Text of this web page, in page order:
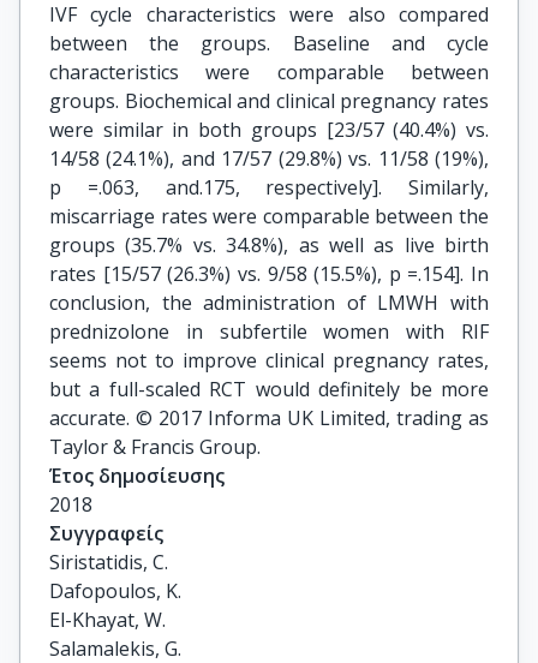
IVF cycle characteristics were also compared
between the groups. Baseline and cycle
characteristics were comparable between
groups. Biochemical and clinical pregnancy rates
were similar in both groups [23/57 (40.4%) vs.
14/58 (24.1%), and 17/57 (29.8%) vs. 11/58 (19%),
p =.063, and.175, respectively]. Similarly,
miscarriage rates were comparable between the
groups (35.7% vs. 34.8%), as well as live birth
rates [15/57 (26.3%) vs. 9/58 (15.5%), p =.154]. In
conclusion, the administration of LMWH with
prednizolone in subfertile women with RIF
seems not to improve clinical pregnancy rates,
but a full-scaled RCT would definitely be more
accurate. © 2017 Informa UK Limited, trading as
Taylor & Francis Group.
Έτος δημοσίευσης
2018
Συγγραφείς
Siristatidis, C.
Dafopoulos, K.
El-Khayat, W.
Salamalekis, G.